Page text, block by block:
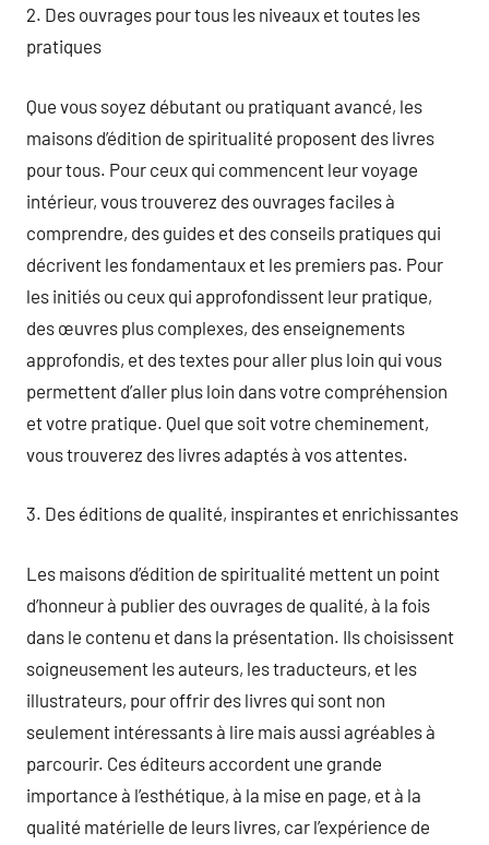
2. Des ouvrages pour tous les niveaux et toutes les
pratiques
Que vous soyez débutant ou pratiquant avancé, les
maisons d’édition de spiritualité proposent des livres
pour tous. Pour ceux qui commencent leur voyage
intérieur, vous trouverez des ouvrages faciles à
comprendre, des guides et des conseils pratiques qui
décrivent les fondamentaux et les premiers pas. Pour
les initiés ou ceux qui approfondissent leur pratique,
des œuvres plus complexes, des enseignements
approfondis, et des textes pour aller plus loin qui vous
permettent d’aller plus loin dans votre compréhension
et votre pratique. Quel que soit votre cheminement,
vous trouverez des livres adaptés à vos attentes.
3. Des éditions de qualité, inspirantes et enrichissantes
Les maisons d’édition de spiritualité mettent un point
d’honneur à publier des ouvrages de qualité, à la fois
dans le contenu et dans la présentation. Ils choisissent
soigneusement les auteurs, les traducteurs, et les
illustrateurs, pour offrir des livres qui sont non
seulement intéressants à lire mais aussi agréables à
parcourir. Ces éditeurs accordent une grande
importance à l’esthétique, à la mise en page, et à la
qualité matérielle de leurs livres, car l’expérience de